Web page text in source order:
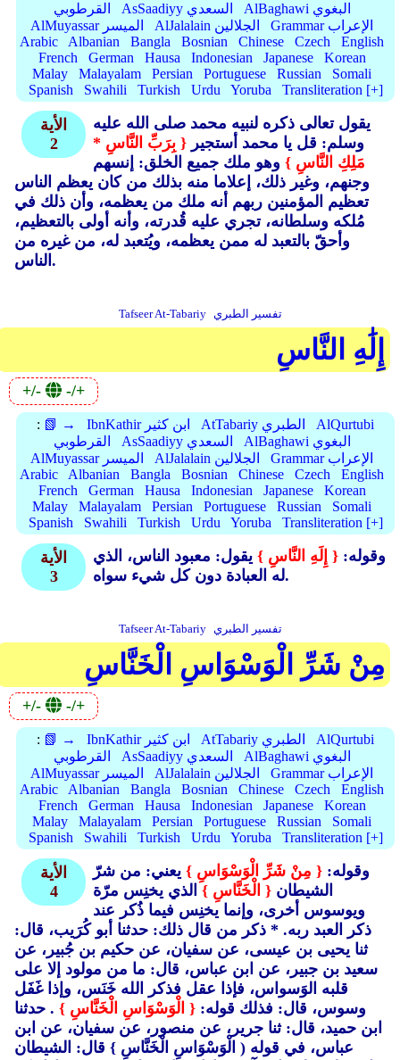
القرطوبي
AsSaadiyy السعدي
AlBaghawi البغوي
AlMuyassar الميسر
AlJalalain الجلالين
Grammar الإعراب
Arabic
Albanian Bangla Bosnian Chinese Czech
English
French
German Hausa Indonesian Japanese
Korean
Malay
Malayalam Persian Portuguese Russian
Somali
Spanish
Swahili Turkish Urdu Yoruba Transliteration [+]
الأية
2
يقول تعالى ذكره لنبيه محمد صلى الله عليه
وسلم: قل يا محمد أستجير { بِرَبِّ النَّاسِ *
مَلِكِ النَّاسِ } وهو ملك جميع الخلق: إنسهم
وجنهم، وغير ذلك، إعلاما منه بذلك من كان يعظم الناس
تعظيم المؤمنين ربهم أنه ملك من يعظمه، وأن ذلك في
مُلكه وسلطانه، تجري عليه قُدرته، وأنه أولى بالتعظيم،
وأحقّ بالتعبد له ممن يعظمه، ويُتعبد له، من غيره من
الناس.
Tafseer At-Tabariy تفسير الطبري
إِلَٰهِ النَّاسِ
+/- -/+
: 📗 → IbnKathir ابن كثير AtTabariy الطبري
AlQurtubi
القرطوبي
AsSaadiyy السعدي
AlBaghawi البغوي
AlMuyassar الميسر
AlJalalain الجلالين
Grammar الإعراب
Arabic
Albanian Bangla Bosnian Chinese Czech
English
French
German Hausa Indonesian Japanese
Korean
Malay
Malayalam Persian Portuguese Russian
Somali
Spanish
Swahili Turkish Urdu Yoruba Transliteration [+]
الأية
3
وقوله: { إِلَهِ النَّاسِ } يقول: معبود الناس، الذي
له العبادة دون كل شيء سواه.
Tafseer At-Tabariy تفسير الطبري
مِنْ شَرِّ الْوَسْوَاسِ الْخَنَّاسِ
+/- -/+
: 📗 → IbnKathir ابن كثير AtTabariy الطبري
AlQurtubi
القرطوبي
AsSaadiyy السعدي
AlBaghawi البغوي
AlMuyassar الميسر
AlJalalain الجلالين
Grammar الإعراب
Arabic
Albanian Bangla Bosnian Chinese Czech
English
French
German Hausa Indonesian Japanese
Korean
Malay
Malayalam Persian Portuguese Russian
Somali
Spanish
Swahili Turkish Urdu Yoruba Transliteration [+]
الأية
4
وقوله: { مِنْ شَرِّ الْوَسْوَاسِ } يعني: من شرّ
الشيطان { الْخَنَّاسِ } الذي يخنِس مرّة
ويوسوس أخرى، وإنما يخنِس فيما ذُكر عند
ذكر العبد ربه. * ذكر من قال ذلك: حدثنا أبو كُرَيب، قال:
ثنا يحيى بن عيسى، عن سفيان، عن حكيم بن جُبير، عن
سعيد بن جبير، عن ابن عباس، قال: ما من مولود إلا على
قلبه الوَسواس، فإذا عقل فذكر الله خَنَس، وإذا غَفَل
وسوس، قال: فذلك قوله: { الْوَسْوَاسِ الْخَنَّاسِ } . حدثنا
ابن حميد، قال: ثنا جرير، عن منصور، عن سفيان، عن ابن
عباس، في قوله ( الْوَسْوَاسِ الْخَنَّاسِ } قال: الشيطان